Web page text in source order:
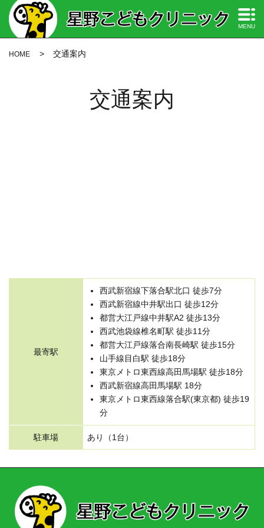
MENU
HOME 交通案内
交通案内
最寄駅
西武新宿線下落合駅北口 徒歩7分
西武新宿線中井駅出口 徒歩12分
都営大江戸線中井駅A2 徒歩13分
西武池袋線椎名町駅 徒歩11分
都営大江戸線落合南長崎駅 徒歩15分
山手線目白駅 徒歩18分
東京メトロ東西線高田馬場駅 徒歩18分
西武新宿線高田馬場駅 18分
東京メトロ東西線落合駅(東京都) 徒歩19
分
駐車場 あり（1台）